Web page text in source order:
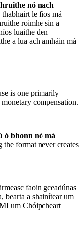
nó nach
le fios má
roimhe sin a
luaithe den
a lua ach amháin má
is one primarily
compensation.
ó bhonn nó má
format never creates
faoin gceadúnas
bearta a shainítear um
um Chóipcheart